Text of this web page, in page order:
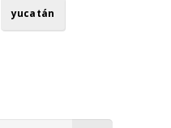
yucatán